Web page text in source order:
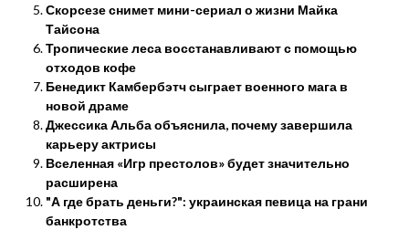
Скорсезе снимет мини-сериал о жизни Майка
Тайсона
Тропические леса восстанавливают с помощью
отходов кофе
Бенедикт Камбербэтч сыграет военного мага в
новой драме
Джессика Альба объяснила, почему завершила
карьеру актрисы
Вселенная «Игр престолов» будет значительно
расширена
"А где брать деньги?": украинская певица на грани
банкротства